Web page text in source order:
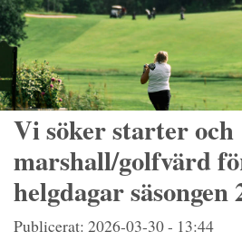
Vi söker starter och
marshall/golfvärd
helgdagar säsongen
Publicerat: 2026-03-30 - 13:44